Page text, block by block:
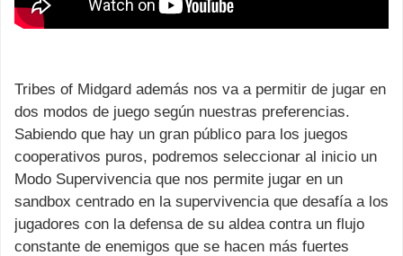
Tribes of Midgard además nos va a permitir de jugar en
dos modos de juego según nuestras preferencias.
Sabiendo que hay un gran público para los juegos
cooperativos puros, podremos seleccionar al inicio un
Modo Supervivencia que nos permite jugar en un
sandbox centrado en la supervivencia que desafía a los
jugadores con la defensa de su aldea contra un flujo
constante de enemigos que se hacen más fuertes